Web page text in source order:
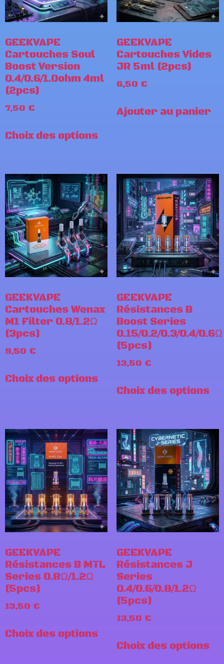
GEEKVAPE
Cartouches Soul
Boost Version
0.4/0.6/1.0ohm 4ml
(2pcs)
7,50 €
Choix des options
GEEKVAPE
Cartouches Vides
JR 5ml (2pcs)
6,50 €
Ajouter au panier
GEEKVAPE
Cartouches Wenax
M1 Filter 0.8/1.2Ω
(3pcs)
9,50 €
Choix des options
GEEKVAPE
Résistances B
Boost Series
0.15/0.2/0.3/0.4/0.6Ω
(5pcs)
13,50 €
Choix des options
GEEKVAPE
Résistances B MTL
Series 0.8Ω/1.2Ω
(5pcs)
13,50 €
Choix des options
GEEKVAPE
Résistances J
Series
0.4/0.6/0.8/1.2Ω
(5pcs)
13,50 €
Choix des options